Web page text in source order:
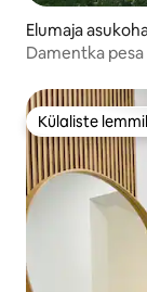
Elumaja
Damentka pesa
Külaliste
Külaliste